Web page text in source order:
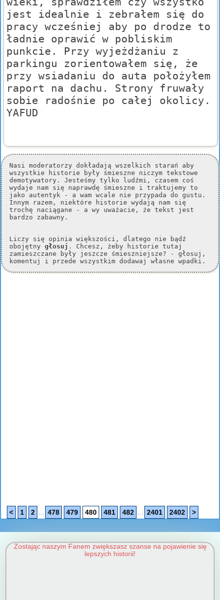
jest idealnie i zebrałem się do
pracy wcześniej aby po drodze to
ładnie oprawić w pobliskim
punkcie. Przy wyjeżdżaniu z
parkingu zorientowałem się, że
przy wsiadaniu do auta położyłem
raport na dachu. Strony fruwały
sobie radośnie po całej okolicy.
YAFUD
Nasi moderatorzy dokładają wszelkich starań aby
wszystkie historie były śmieszne niczym tekstowe
demotywatory. Jesteśmy tylko ludźmi, czasem coś
wydaje nam się naprawdę śmieszne i traktujemy to
jako autentyk - a wam wcale nie przypada do gustu.
Innym razem, niektóre historie wydają nam się
trochę naciągane - a wy uważacie, że tekst jest
bardzo zabawny.
Liczy się opinia większości, dlatego nie bądź
obojętny głosuj . Chcesz, żeby historie tutaj
zamieszczane były jeszcze śmieszniejsze? - głosuj,
komentuj i przede wszystkim dodawaj własne wpadki.
< 1 2 ... 478 479 480 481 482 ... 2401 2402 >
Zostając naszym Fanem zwiększasz szanse na pojawienie się
lepszych historii!